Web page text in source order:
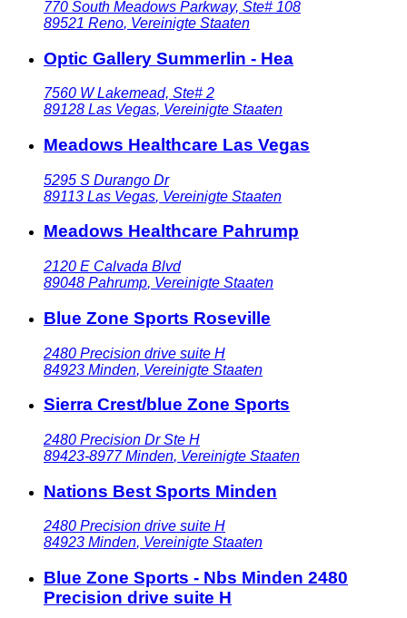
770 South Meadows Parkway, Ste# 108
89521 Reno, Vereinigte Staaten
Optic Gallery Summerlin - Hea
7560 W Lakemead, Ste# 2
89128 Las Vegas, Vereinigte Staaten
Meadows Healthcare Las Vegas
5295 S Durango Dr
89113 Las Vegas, Vereinigte Staaten
Meadows Healthcare Pahrump
2120 E Calvada Blvd
89048 Pahrump, Vereinigte Staaten
Blue Zone Sports Roseville
2480 Precision drive suite H
84923 Minden, Vereinigte Staaten
Sierra Crest/blue Zone Sports
2480 Precision Dr Ste H
89423-8977 Minden, Vereinigte Staaten
Nations Best Sports Minden
2480 Precision drive suite H
84923 Minden, Vereinigte Staaten
Blue Zone Sports - Nbs Minden 2480
Precision drive suite H